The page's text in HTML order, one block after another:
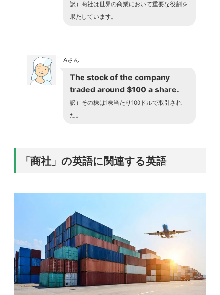
訳）商社は世界の商業において重要な役割を
果たしています。
Aさん
The stock of the company
traded around $100 a share.
訳）その株は1株当たり100ドルで取引され
た。
「商社」の英語に関連する英語